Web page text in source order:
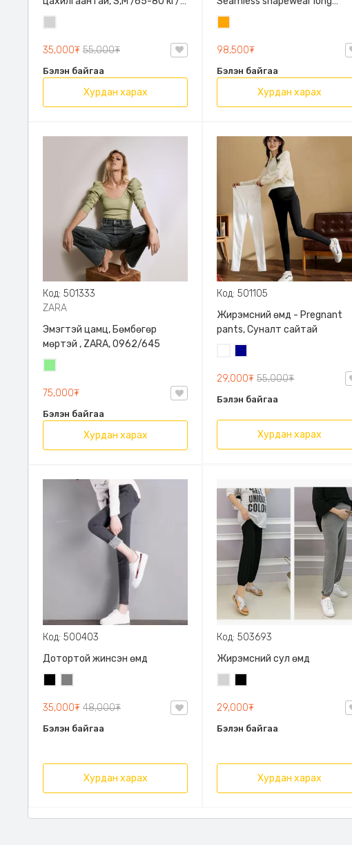
H&M, 0852614006, Даавуу
35,000₮ 55,000₮
Бэлэн байгаа
Хурдан харах
sleeve t-shirt, 40-60кг жинд
таарна, ZARA, 8779/458/615,
Урт ханцуйтай
98,500₮
Бэлэн байгаа
Хурдан харах
Код: 501333
ZARA
Эмэгтэй цамц, Бөмбөгөр
мөртэй , ZARA, 0962/645
75,000₮
Бэлэн байгаа
Хурдан харах
Код: 501105
Жирэмсний өмд - Pregnant
pants, Суналт сайтай
29,000₮55,000₮
Бэлэн байгаа
Хурдан харах
Код: 500403
Дотортой жинсэн өмд
35,000₮ 48,000₮
Бэлэн байгаа
Хурдан харах
Код: 503693
Жирэмсний сул өмд
29,000₮
Бэлэн байгаа
Хурдан харах